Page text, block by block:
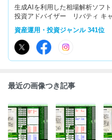
生成AIを利用した相場解析ソフ
投資アドバイザー リバティ キャピタ
46 埼玉県草加市北谷1-27-23 リ
2-1100 mail:lcm@k-
資産運用・投資ジャンル 341位
最近の画像つき記事